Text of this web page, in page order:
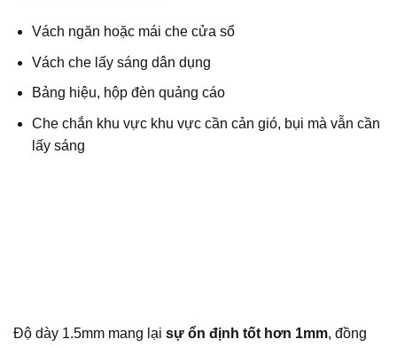
Vách ngăn hoặc mái che cửa sổ
Vách che lấy sáng dân dụng
Bảng hiệu, hộp đèn quảng cáo
Che chắn khu vực khu vực cần cản gió, bụi mà vẫn cần
lấy sáng
Độ dày 1.5mm mang lại sự ổn định tốt hơn 1mm, đồng